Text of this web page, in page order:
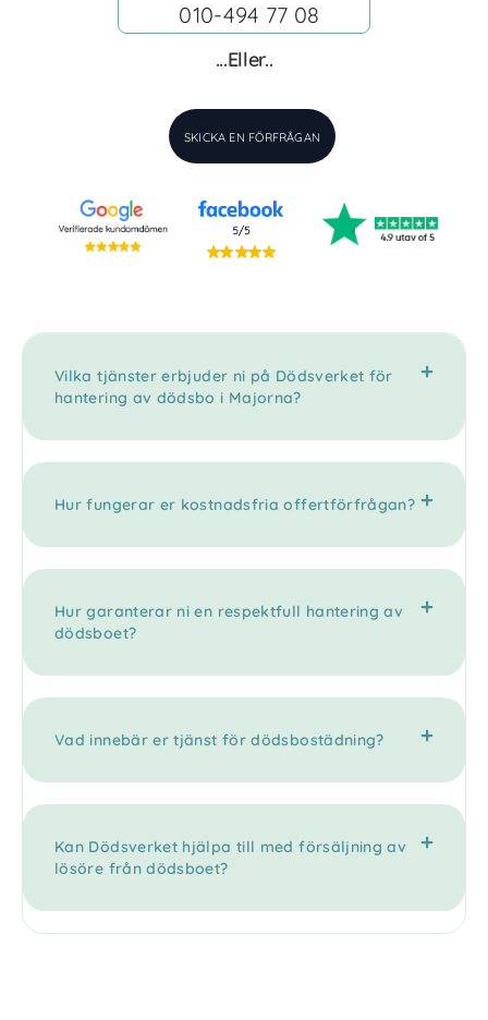
010-494 77 08
...Eller..
SKICKA EN FÖRFRÅGAN
Vilka tjänster erbjuder ni på Dödsverket för
hantering av dödsbo i Majorna?
Hur fungerar er kostnadsfria offertförfrågan?
Hur garanterar ni en respektfull hantering av
dödsboet?
Vad innebär er tjänst för dödsbostädning?
Kan Dödsverket hjälpa till med försäljning av
lösöre från dödsboet?